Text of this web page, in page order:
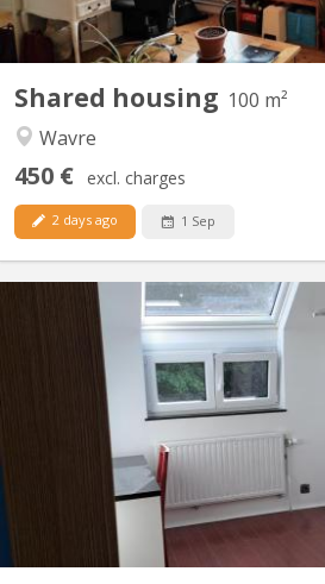
Shared housing 100 m²
Wavre
450 € excl. charges
2 days ago 1 Sep
Chambre meublée & fraîchement
Vous cherchez un lieu de vie
situé ? Venez nous rejoindre
personnes au sein d'une maison
idéale ​Située dans le